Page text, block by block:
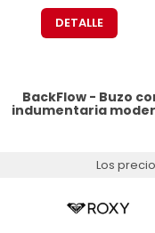
DETALLE
BackFlow - Buzo
indumentaria
Los